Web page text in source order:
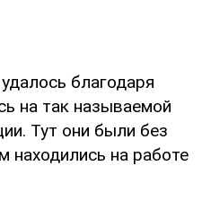
благодаря
на так называемой
Тут они были без
находились на работе